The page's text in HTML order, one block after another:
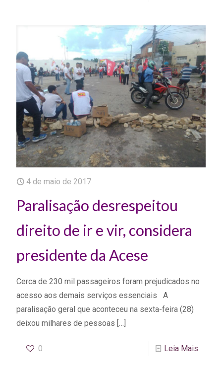
4 de maio de 2017
Paralisação desrespeitou
direito de ir e vir, considera
presidente da Acese
Cerca de 230 mil passageiros foram prejudicados no
acesso aos demais serviços essenciais A
paralisação geral que aconteceu na sexta-feira (28)
deixou milhares de pessoas […]
0 Leia Mais